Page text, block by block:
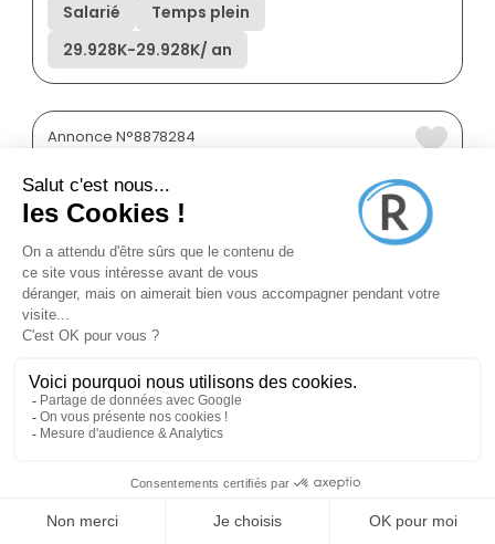
Salarié
Temps plein
29.928K-29.928K/ an
Annonce N°8878284
Forums Talents Handicap
Responsable de gestion
locative logement social
Créteil 94000
Annonce N°8877057
Talents Groupe